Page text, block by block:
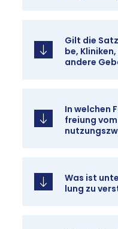
Gilt die
be,
an­de­re
In wel­chen
frei­ung
Was ist
lung zu